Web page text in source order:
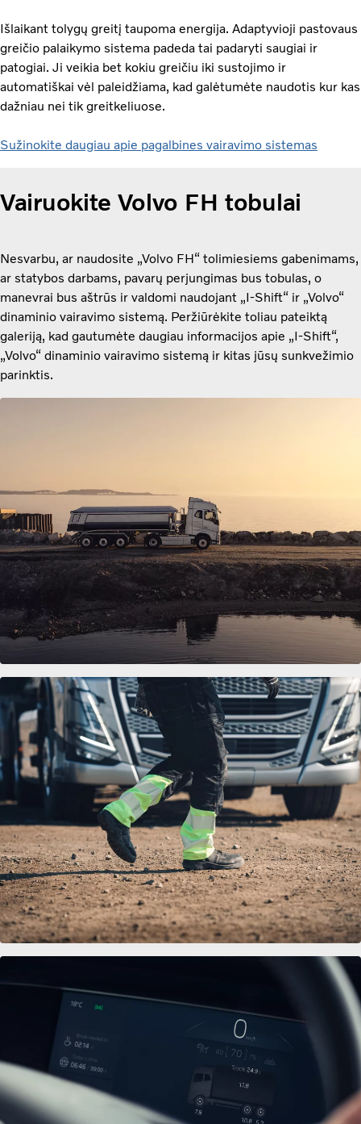
Išlaikant tolygų greitį taupoma energija. Adaptyvioji pastovaus
greičio palaikymo sistema padeda tai padaryti saugiai ir
patogiai. Ji veikia bet kokiu greičiu iki sustojimo ir
automatiškai vėl paleidžiama, kad galėtumėte naudotis kur kas
dažniau nei tik greitkeliuose.
Sužinokite daugiau apie pagalbines vairavimo sistemas
Vairuokite Volvo FH tobulai
Nesvarbu, ar naudosite „Volvo FH“ tolimiesiems gabenimams,
ar statybos darbams, pavarų perjungimas bus tobulas, o
manevrai bus aštrūs ir valdomi naudojant „I-Shift“ ir „Volvo“
dinaminio vairavimo sistemą. Peržiūrėkite toliau pateiktą
galeriją, kad gautumėte daugiau informacijos apie „I-Shift“,
„Volvo“ dinaminio vairavimo sistemą ir kitas jūsų sunkvežimio
parinktis.